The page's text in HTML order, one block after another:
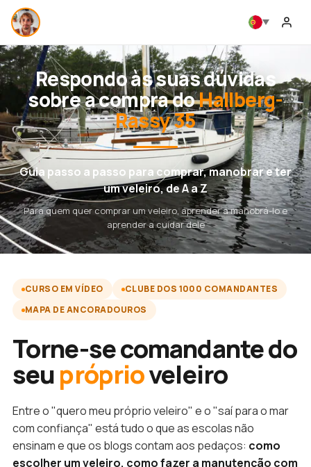
Respondo às suas dúvidas
sobre a compra doHallberg-
Rassy 35
Guia passo a passo para comprar, manobrar e ter
um veleiro, de A a Z
Para quem quer comprar um veleiro, aprender a manobrá-lo e
aprender a cuidar dele
CURSO EM VÍDEO
CLUBE DOS 1000 COMANDANTES
MAPA DE ANCORADOUROS
Torne-se comandante do
seupróprioveleiro
Entre o "quero meu próprio veleiro" e o "saí para o mar
com confiança" está tudo o que as escolas não
ensinam e que os blogs contam aos pedaços: como
escolher um veleiro, como fazer a manutenção com